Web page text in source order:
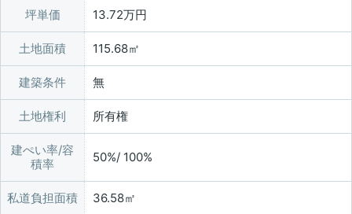
坪単価 13.72万円
土地面積 115.68㎡
建築条件 無
土地権利 所有権
建ぺい率/容
積率
50%/ 100%
私道負担面積 36.58㎡